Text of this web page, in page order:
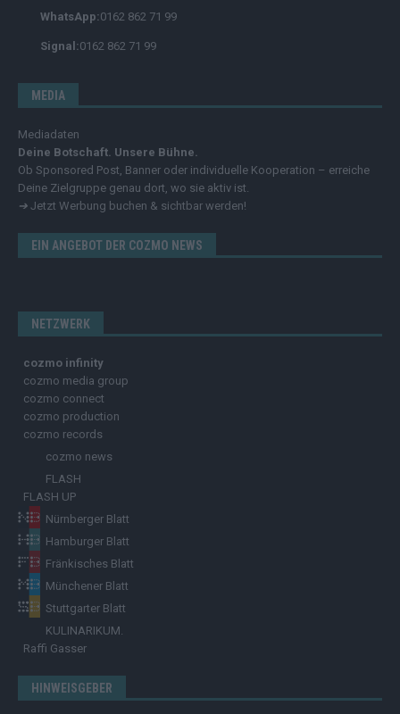
WhatsApp:0162 862 71 99
Signal:0162 862 71 99
MEDIA
Mediadaten
Deine Botschaft. Unsere Bühne.
Ob Sponsored Post, Banner oder individuelle Kooperation – erreiche
Deine Zielgruppe genau dort, wo sie aktiv ist.
➔ Jetzt Werbung buchen & sichtbar werden!
EIN ANGEBOT DER COZMO NEWS
NETZWERK
cozmo infinity
cozmo media group
cozmo connect
cozmo production
cozmo records
cozmo news
FLASH
FLASH UP
Nürnberger Blatt
Hamburger Blatt
Fränkisches Blatt
Münchener Blatt
Stuttgarter Blatt
KULINARIKUM.
Raffi Gasser
HINWEISGEBER